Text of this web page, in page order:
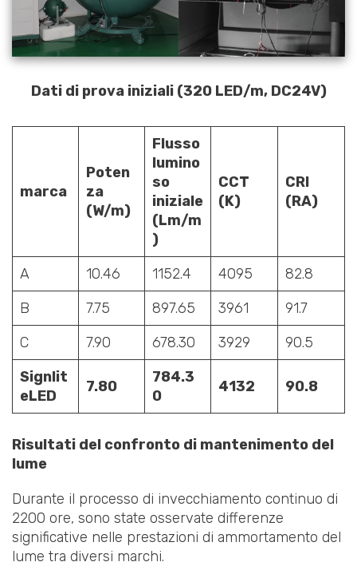
Dati di prova iniziali (320 LED/m, DC24V)
marca
Poten
za
(W/m)
Flusso
lumino
so
iniziale
(Lm/m
)
CCT
(K)
CRI
(RA)
A 10.46 1152.4 4095
82.8
B
7.75 897.65 3961
91.7
C
7.90 678.30 3929
90.5
Signlit
eLED
7.80
784.3
0
4132 90.8
Risultati del confronto di mantenimento del
lume
Durante il processo di invecchiamento continuo di
2200 ore, sono state osservate differenze
significative nelle prestazioni di ammortamento del
lume tra diversi marchi.